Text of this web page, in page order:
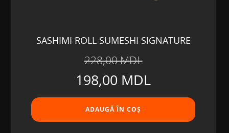
SASHIMI ROLL SUMESHI SIGNATURE
228,00MDL
Prețul
inițial
a
198,00 MDLPrețul
curent
este:
ADAUGĂ ÎN COȘ